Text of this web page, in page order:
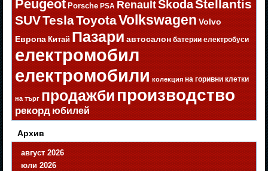
Peugeot Porsche PSA RenaultSkodaStellantis
SUVTeslaToyotaVolkswagen Volvo
Европа Китай Пазари автосалон батерии електробуси
електромобил
електромобили колекция на горивни клетки
на търг продажбипроизводство
рекорд юбилей
Архив
август 2026
юли 2026